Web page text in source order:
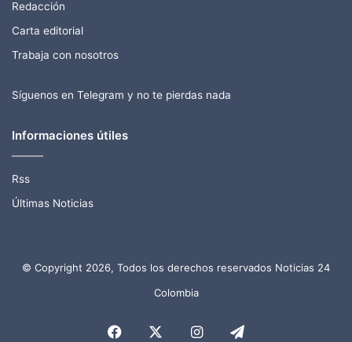
Redacción
Carta editorial
Trabaja con nosotros
Síguenos en Telegram y no te pierdas nada
Informaciones útiles
Rss
Últimas Noticias
© Copyright 2026, Todos los derechos reservados Noticias 24
Colombia
Facebook InstagramTelegram